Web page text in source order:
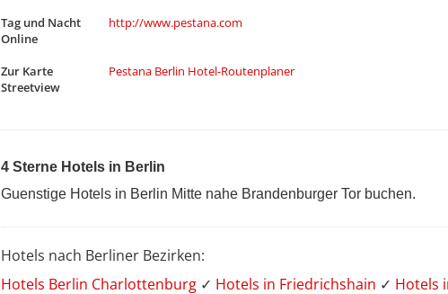
Tag und Nacht
Online
http://www.pestana.com
Zur Karte
Streetview
Pestana Berlin Hotel-Routenplaner
4 Sterne Hotels in Berlin
Guenstige Hotels in Berlin Mitte nahe Brandenburger Tor buchen.
Hotels nach Berliner Bezirken:
Hotels Berlin Charlottenburg ✓ Hotels in Friedrichshain ✓ Hotels